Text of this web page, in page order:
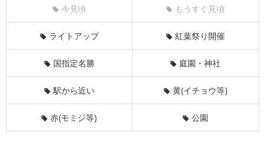
今見頃 もうすぐ見頃
ライトアップ 紅葉祭り開催
国指定名勝 庭園・神社
駅から近い 黄(イチョウ等)
赤(モミジ等) 公園